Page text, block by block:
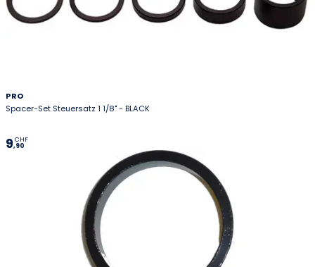
PRO
Spacer-Set Steuersatz 1 1/8" - BLACK
9,90
CHF